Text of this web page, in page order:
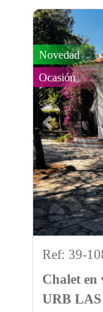
Previous
Novedad
Ocasión
Ref: 39-
Chalet en
URB